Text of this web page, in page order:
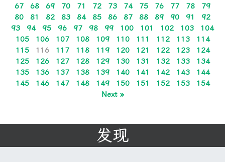
67
68 69 70 71 72 73 74 75 76 77 78
79
80
81 82 83 84 85 86 87 88 89 90 91
92
93
94 95 96 97 98 99 100 101 102 103
104
105
106 107 108 109 110 111 112 113
114
115
116 117 118 119 120 121 122 123
124
125
126 127 128 129 130 131 132 133
134
135
136 137 138 139 140 141 142 143
144
145
146 147 148 149 150 151 152 153
154
Next »
发现